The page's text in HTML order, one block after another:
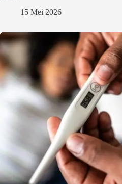
15 Mei 2026